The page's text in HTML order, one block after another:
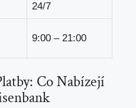
24/7
9:00 – 21:00
Co Nabízejí